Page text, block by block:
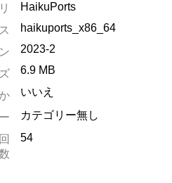
HaikuPorts
haikuports_x86_64
2023-2
6.9 MB
いいえ
カテゴリー無し
54